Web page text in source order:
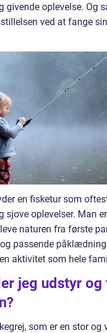
givende oplevelse. Og
ved at fange
en fisketur som
sjove oplevelser. Man
naturen fra første
passende
aktivitet som hele
jeg udstyr og
som er en stor og